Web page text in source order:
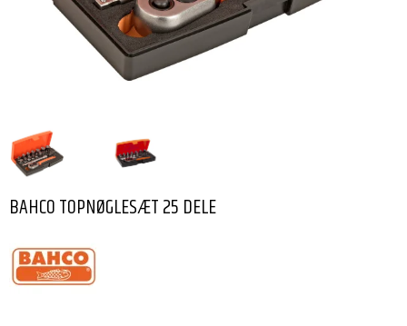
BAHCO TOPNØGLESÆT 25 DELE